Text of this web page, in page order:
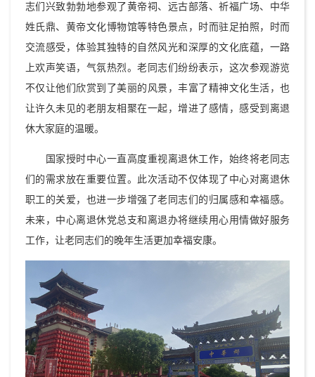
志们兴致勃勃地参观了黄帝祠、远古部落、祈福广场、中华
姓氏鼎、黄帝文化博物馆等特色景点，时而驻足拍照，时而
交流感受，体验其独特的自然风光和深厚的文化底蕴，一路
上欢声笑语，气氛热烈。老同志们纷纷表示，这次参观游览
不仅让他们欣赏到了美丽的风景，丰富了精神文化生活，也
让许久未见的老朋友相聚在一起，增进了感情，感受到离退
休大家庭的温暖。
国家授时中心一直高度重视离退休工作，始终将老同志
们的需求放在重要位置。此次活动不仅体现了中心对离退休
职工的关爱，也进一步增强了老同志们的归属感和幸福感。
未来，中心离退休党总支和离退办将继续用心用情做好服务
工作，让老同志们的晚年生活更加幸福安康。